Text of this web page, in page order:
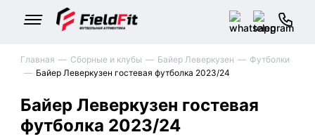
Главная Сборные и клубы Байер Леверкузен
Футболки
Байер Леверкузен гостевая футболка 2023/24
Байер Леверкузен гостевая
футболка 2023/24